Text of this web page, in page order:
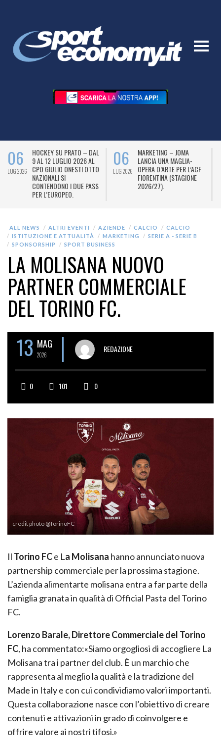
06
LUG 2026
HOCKEY SU PRATO – DAL
9 AL 12 LUGLIO 2026 AL
CPO GIULIO ONESTI OTTO
NAZIONALI SI
CONTENDONO I DUE PASS
PER L’EUROPEO.
06
LUG 2026
MARKETING – JOMA
LANCIA UNA MAGLIA-
OPERA D’ARTE PER L’ACF
FIORENTINA (STAGIONE
2026/27).
ALL NEWS ALTRI EVENTI AZIENDE CALCIO
CALCIO
ISTITUZIONE E ATTUALITÀ
MARKETING
SERIE A - SERIE B
SPONSORSHIP
SPORT BUSINESS
LA MOLISANA NUOVO
PARTNER COMMERCIALE
DEL TORINO FC.
13 MAG
2026
REDAZIONE
0 101 0
credit photo @TorinoFC
Il Torino FCe La Molisana hanno annunciato nuova
partnership commerciale per la prossima stagione.
L’azienda alimentarte molisana entra a far parte della
famiglia granata in qualità di Official Pasta del Torino
FC.
Lorenzo Barale, Direttore Commerciale del Torino
FC, ha commentato:«Siamo orgogliosi di accogliere La
Molisana tra i partner del club. È un marchio che
rappresenta al meglio la qualità e la tradizione del
Made in Italy e con cui condividiamo valori importanti.
Questa collaborazione nasce con l’obiettivo di creare
contenuti e attivazioni in grado di coinvolgere e
offrire valore ai nostri tifosi.»